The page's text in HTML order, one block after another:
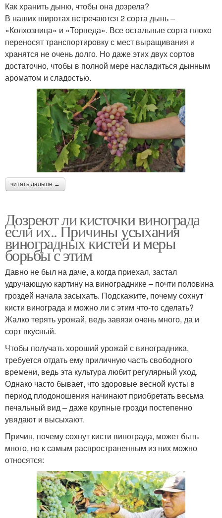
Как хранить дыню, чтобы она дозрела?
В наших широтах встречаются 2 сорта дынь –
«Колхозница» и «Торпеда». Все остальные сорта плохо
переносят транспортировку с мест выращивания и
хранятся не очень долго. Но даже этих двух сортов
достаточно, чтобы в полной мере насладиться дынным
ароматом и сладостью.
читать дальше →
Дозреют ли кисточки винограда
если их.. Причины усыхания
виноградных кистей и меры
борьбы с этим
Давно не был на даче, а когда приехал, застал
удручающую картину на винограднике – почти половина
гроздей начала засыхать. Подскажите, почему сохнут
кисти винограда и можно ли с этим что-то сделать?
Жалко терять урожай, ведь завязи очень много, да и
сорт вкусный.
Чтобы получать хороший урожай с виноградника,
требуется отдать ему приличную часть свободного
времени, ведь эта культура любит регулярный уход.
Однако часто бывает, что здоровые весной кусты в
период плодоношения начинают приобретать весьма
печальный вид – даже крупные грозди постепенно
увядают и высыхают.
Причин, почему сохнут кисти винограда, может быть
много, но к самым распространенным из них можно
относятся: